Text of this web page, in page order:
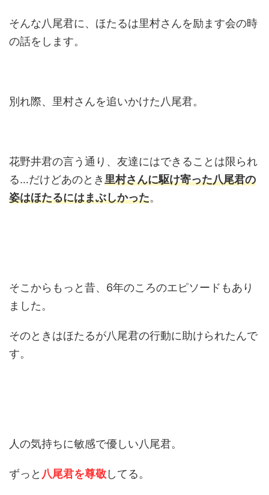
そんな八尾君に、ほたるは里村さんを励ます会の時
の話をします。
別れ際、里村さんを追いかけた八尾君。
花野井君の言う通り、友達にはできることは限られ
る…だけどあのとき里村さんに駆け寄った八尾君の
姿はほたるにはまぶしかった。
そこからもっと昔、6年のころのエピソードもあり
ました。
そのときはほたるが八尾君の行動に助けられたんで
す。
人の気持ちに敏感で優しい八尾君。
ずっと 八尾君を尊敬してる。